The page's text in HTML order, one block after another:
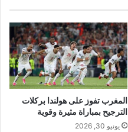
المغرب تفوز على هولندا بركلات
الترجيح بمباراة مثيرة وقوية
يونيو 30, 2026